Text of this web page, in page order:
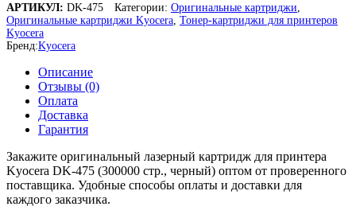
АРТИКУЛ: DK-475 Категории: Оригинальные картриджи
Оригинальные картриджи Kyocera Тонер-картриджи для принтеров
Kyocera
Бренд:Kyocera
Описание
Отзывы (0)
Оплата
Доставка
Гарантия
Закажите оригинальный лазерный картридж для принтера
Kyocera DK-475 (300000 стр., черный) оптом от проверенного
поставщика. Удобные способы оплаты и доставки для
каждого заказчика.